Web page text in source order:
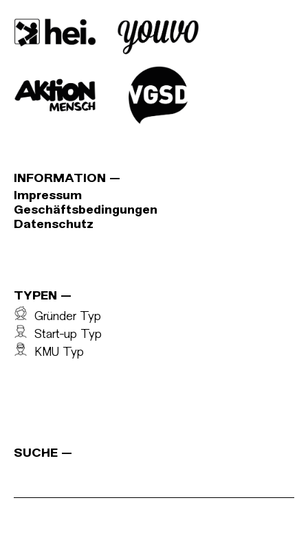
INFORMATION
Impressum
Geschäftsbedingungen
Datenschutz
TYPEN
Gründer Typ
Start-up Typ
KMU Typ
SUCHE